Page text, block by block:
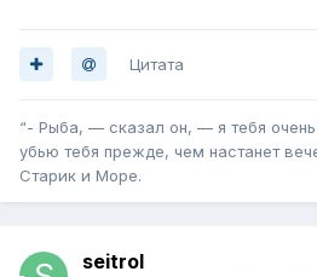
Цитата
“- Рыба, — сказал он, — я тебя
убью тебя прежде, чем настанет
Старик и Море.
seitrol